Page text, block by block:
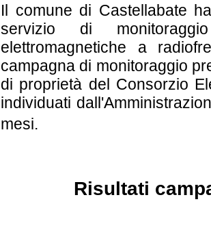
Il comune di Castellabate
servizio di
elettromagnetiche a
campagna di monitoraggio
di proprietà del Consorzio
individuati
mesi.
Risultati